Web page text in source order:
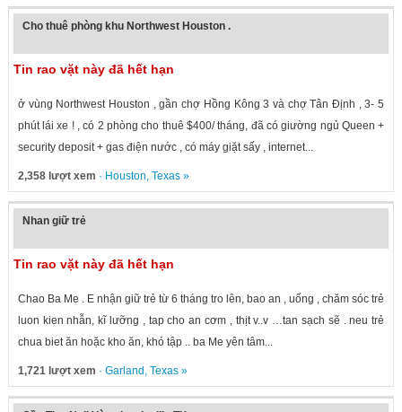
Cho thuê phòng khu Northwest Houston .
Tin rao vặt này đã hết hạn
ở vùng Northwest Houston , gần chợ Hồng Kông 3 và chợ Tân Định , 3- 5
phút lái xe ! , có 2 phòng cho thuê $400/ tháng, đã có giường ngủ Queen +
security deposit + gas điện nước , có máy giặt sấy , internet...
2,358 lượt xem · Houston, Texas»
Nhan giữ trẻ
Tin rao vặt này đã hết hạn
Chao Ba Me . E nhận giữ trẻ từ 6 tháng tro lên, bao an , uống , chăm sóc trẻ
luon kien nhẫn, kĩ lưỡng , tap cho an cơm , thịt v..v …tan sạch sẽ . neu trẻ
chua biet ăn hoặc kho ăn, khó tập .. ba Me yên tâm...
1,721 lượt xem · Garland , Texas»